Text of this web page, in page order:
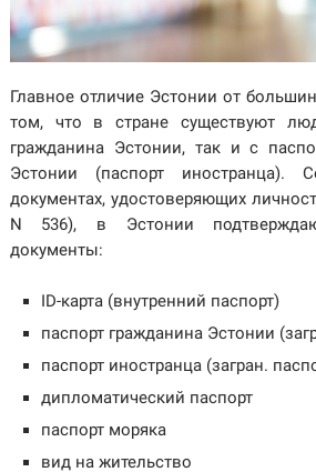
Главное отличие Эстонии от
том, что в стране существуют
гражданина Эстонии, так и с
Эстонии (паспорт иностранца).
документах, удостоверяющих
N 536), в Эстонии
документы:
ID-карта (внутренний паспорт)
паспорт гражданина Эстонии
паспорт иностранца (загран.
дипломатический паспорт
паспорт моряка
вид на жительство